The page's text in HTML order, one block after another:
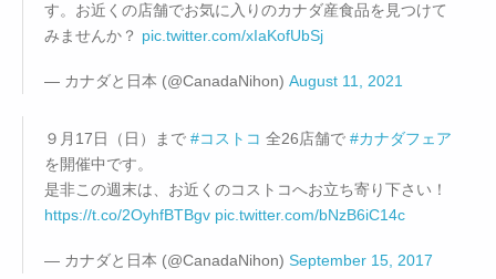
す。お近くの店舗でお気に入りのカナダ産食品を見つけて
みませんか？ pic.twitter.com/xIaKofUbSj
— カナダと日本 (@CanadaNihon) August 11, 2021
９月17日（日）まで #コストコ 全26店舗で #カナダフェア
を開催中です。
是非この週末は、お近くのコストコへお立ち寄り下さい！
https://t.co/2OyhfBTBgv pic.twitter.com/bNzB6iC14c
— カナダと日本 (@CanadaNihon) September 15, 2017